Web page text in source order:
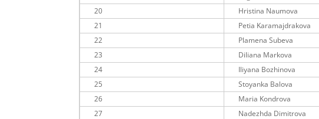
20
Hristina Naumova
21
Petia Karamajdrakova
22
Plamena Subeva
23
Diliana Markova
24
Iliyana Bozhinova
25
Stoyanka Balova
26
Maria Kondrova
27
Nadezhda Dimitrova